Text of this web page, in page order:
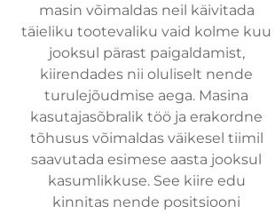
masin võimaldas neil käivitada
täieliku tootevaliku vaid kolme kuu
jooksul pärast paigaldamist,
kiirendades nii oluliselt nende
turulejõudmise aega. Masina
kasutajasõbralik töö ja erakordne
tõhusus võimaldas väikesel tiimil
saavutada esimese aasta jooksul
kasumlikkuse. See kiire edu
kinnitas nende positsiooni